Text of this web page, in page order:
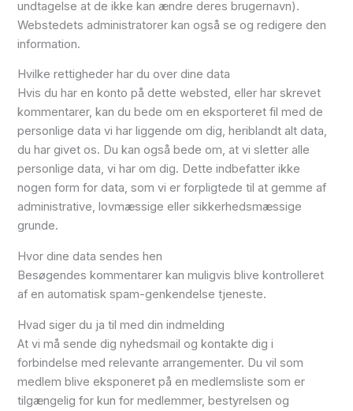
undtagelse at de ikke kan ændre deres brugernavn).
Webstedets administratorer kan også se og redigere den
information.
Hvilke rettigheder har du over dine data
Hvis du har en konto på dette websted, eller har skrevet
kommentarer, kan du bede om en eksporteret fil med de
personlige data vi har liggende om dig, heriblandt alt data,
du har givet os. Du kan også bede om, at vi sletter alle
personlige data, vi har om dig. Dette indbefatter ikke
nogen form for data, som vi er forpligtede til at gemme af
administrative, lovmæssige eller sikkerhedsmæssige
grunde.
Hvor dine data sendes hen
Besøgendes kommentarer kan muligvis blive kontrolleret
af en automatisk spam-genkendelse tjeneste.
Hvad siger du ja til med din indmelding
At vi må sende dig nyhedsmail og kontakte dig i
forbindelse med relevante arrangementer. Du vil som
medlem blive eksponeret på en medlemsliste som er
tilgængelig for kun for medlemmer, bestyrelsen og